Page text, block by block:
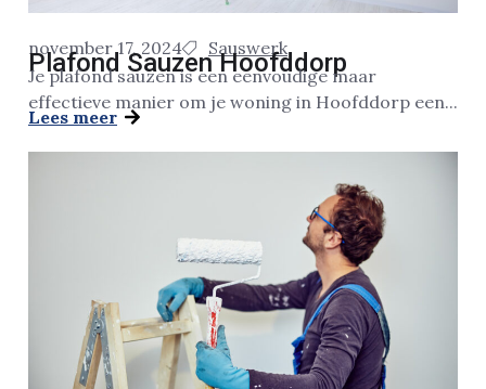
november 17, 2024 Sauswerk
Plafond Sauzen Hoofddorp
Je plafond sauzen is een eenvoudige maar
effectieve manier om je woning in Hoofddorp een...
Lees meer